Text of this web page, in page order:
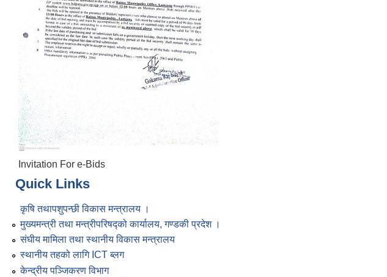
Invitation For e-Bids
Quick Links
कृषि तथापशुपन्छी विकास मन्त्रालय ।
मुख्यमन्त्री तथा मन्त्रीपरिषद्को कार्यालय, गण्डकी प्रदेश ।
संघीय मामिला तथा स्थानीय विकास मन्त्रालय
स्थानीय तहको लागि ICT ब्लग
केन्द्रीय पञ्जिकरण विभाग